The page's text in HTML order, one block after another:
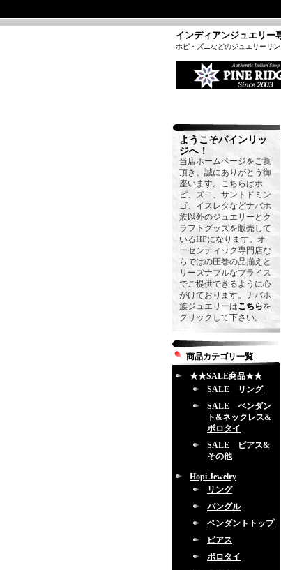
インディアンジュエリー
ホピ・ズニなどのジュエリーリ
ようこそパインリッ
ジへ！
当店ホームページをご覧
頂き、誠にありがとう御
座います。こちらはホ
ピ、ズニ、サントドミン
ゴ、イスレタなどナバホ
族以外のジュエリーとク
ラフトグッズを販売して
いるHPになります。オ
ーセンティック専門店な
らではの圧巻の品揃えと
リーズナブルなプライス
でご提供できるように心
がけております。ナバホ
族ジュエリーはこちらを
クリックして下さい。
商品カテゴリ一覧
★★SALE商品★★
SALE リング
SALE ペンダン
ト&ネックレス&
ボロタイ
SALE ピアス&
その他
Hopi Jewelry
リング
バングル
ペンダントトップ
ピアス
ボロタイ